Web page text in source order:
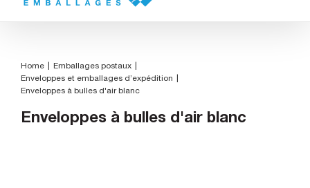
Home
Emballages postaux
Enveloppes et emballages d’expédition
Enveloppes à bulles d'air blanc
Enveloppes à bulles d'air blanc